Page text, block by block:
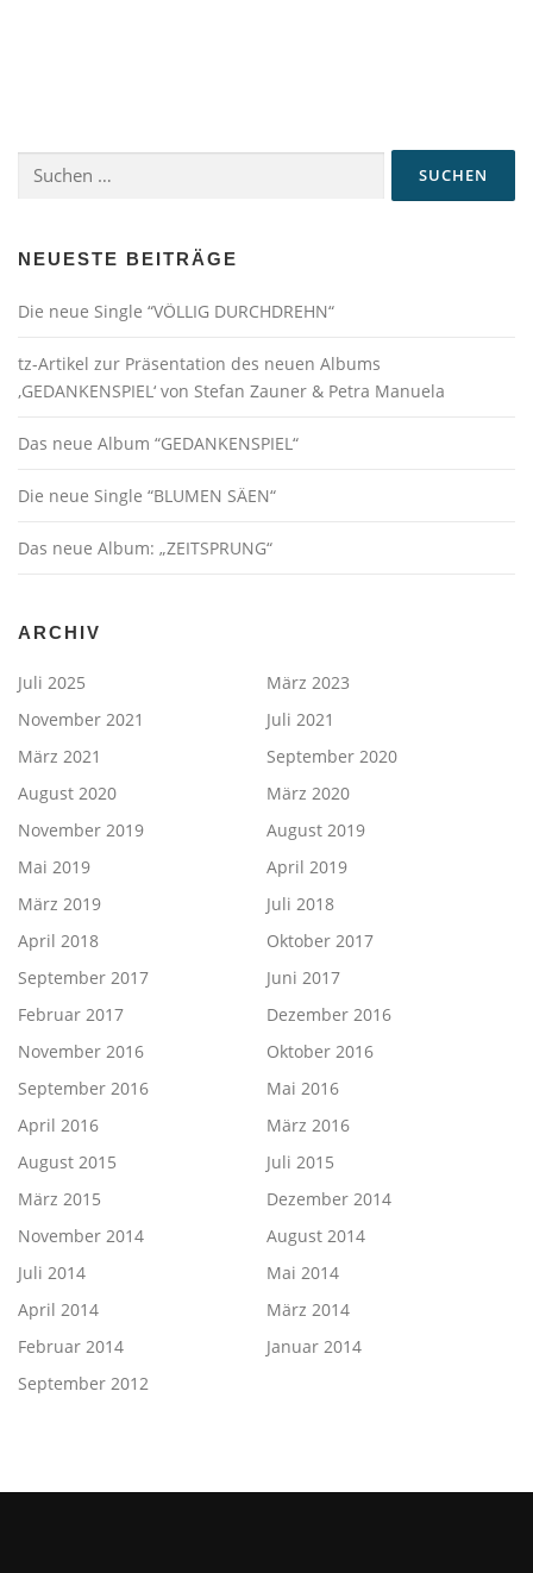
nach:
NEUESTE BEITRÄGE
Die neue Single “VÖLLIG DURCHDREHN“
tz-Artikel zur Präsentation des neuen Albums
‚GEDANKENSPIEL‘ von Stefan Zauner & Petra Manuela
Das neue Album “GEDANKENSPIEL“
Die neue Single “BLUMEN SÄEN“
Das neue Album: „ZEITSPRUNG“
ARCHIV
Juli 2025
März 2023
November 2021
Juli 2021
März 2021
September 2020
August 2020
März 2020
November 2019
August 2019
Mai 2019
April 2019
März 2019
Juli 2018
April 2018
Oktober 2017
September 2017
Juni 2017
Februar 2017
Dezember 2016
November 2016
Oktober 2016
September 2016
Mai 2016
April 2016
März 2016
August 2015
Juli 2015
März 2015
Dezember 2014
November 2014
August 2014
Juli 2014
Mai 2014
April 2014
März 2014
Februar 2014
Januar 2014
September 2012